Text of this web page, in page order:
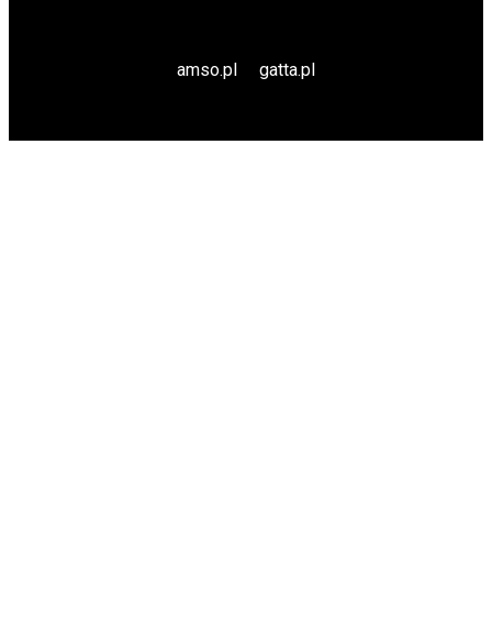
amso.pl gatta.pl